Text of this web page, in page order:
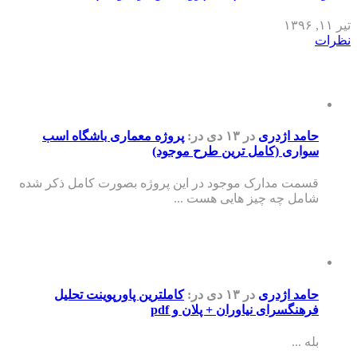
تیر ۱۱, ۱۳۹۶
نظرات
حامد اژدری در ۱۳ دی در: پروژه معماری باشگاه اسب
سواری (کامل ترین طرح موجود)
قسمت مدارک موجود در این پروژه بصورت کامل ذکر شده
شامل چه چیز هایی هست ...
حامد اژدری در ۱۳ دی در:کاملترین پاورپوینت تحلیل
فرهنگسرای نیاوران + پلان و pdf
بله ...